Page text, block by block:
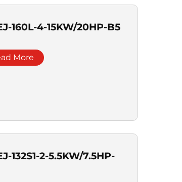
160L-4-15KW/20HP-B5
More
132S1-2-5.5KW/7.5HP-